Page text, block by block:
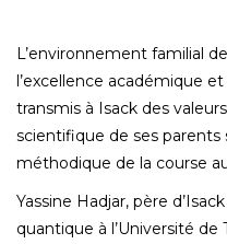
L’environnement familial
l’excellence académique
transmis à Isack des
scientifique de ses
méthodique de la course
Yassine Hadjar, père
quantique à l’Université